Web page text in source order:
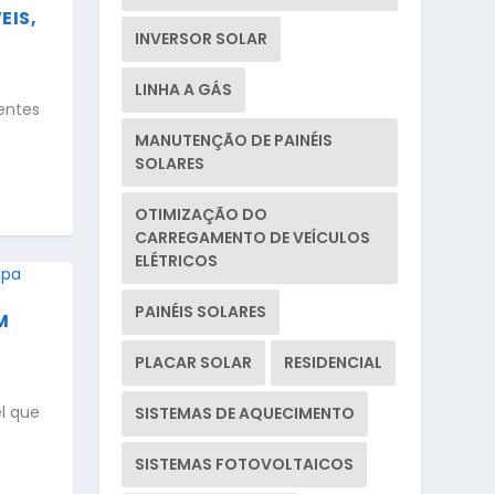
que
INVERSOR SOLAR
LINHA A GÁS
MANUTENÇÃO DE PAINÉIS
SOLARES
OTIMIZAÇÃO DO
CARREGAMENTO DE VEÍCULOS
ELÉTRICOS
PAINÉIS SOLARES
PLACAR SOLAR RESIDENCIAL
SISTEMAS DE AQUECIMENTO
SISTEMAS FOTOVOLTAICOS